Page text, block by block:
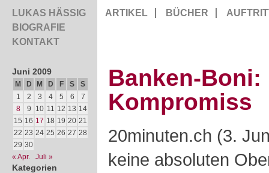
LUKAS HÄSSIG
BIOGRAFIE
KONTAKT
ARTIKEL BÜCHER
Juni 2009
M D M D F S
S
1
2 3 4 5 6
7
8
9 10 11 12 13 14
15 16 17 18 19 20 21
22 23 24 25 26 27 28
29 30
« Apr.
Juli »
Kategorien
Banken-Boni:
Kompromiss
20minuten.ch (3.
keine absoluten